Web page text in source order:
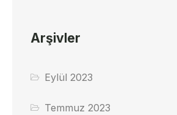
Arşivler
Eylül 2023
Temmuz 2023